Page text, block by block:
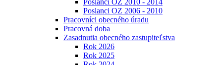
Poslanci OZ 2010 - 2014
Poslanci OZ 2006 - 2010
Pracovníci obecného úradu
Pracovná doba
Zasadnutia obecného zastupiteľstva
Rok 2026
Rok 2025